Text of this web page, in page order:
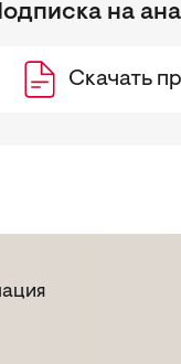
на
Скачать